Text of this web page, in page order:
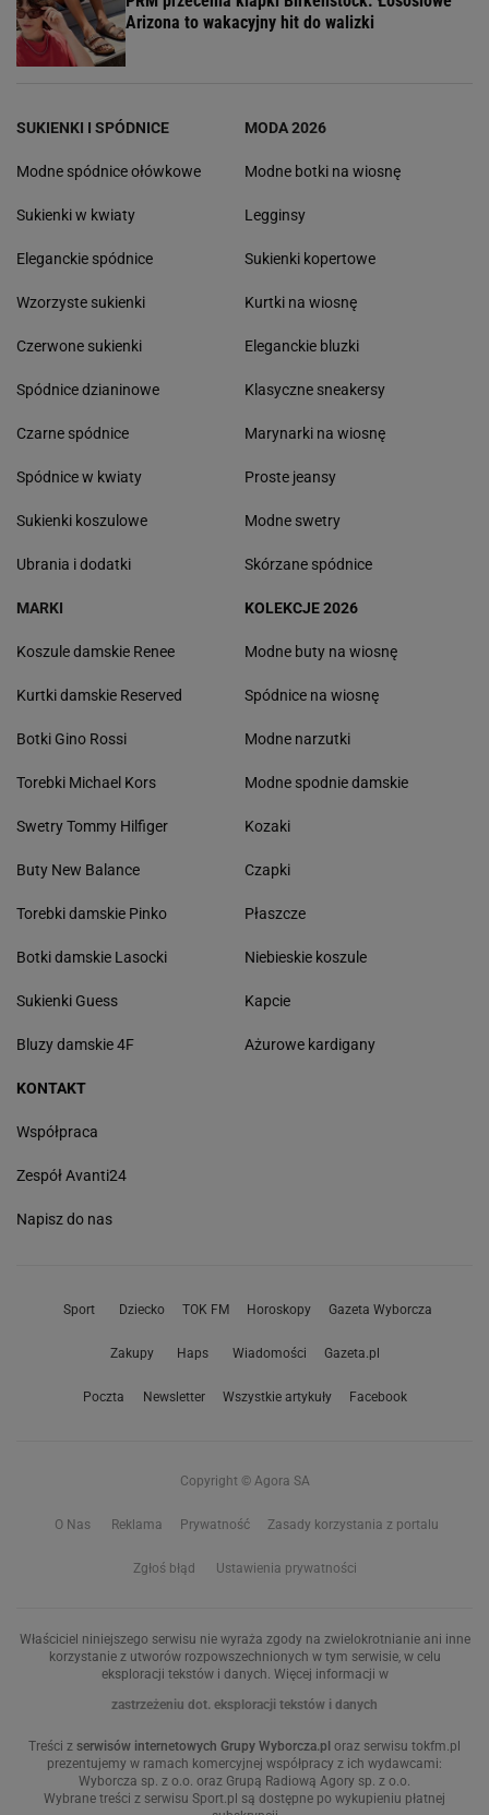
Arizona to wakacyjny hit do walizki
SUKIENKI I SPÓDNICE
Modne spódnice ołówkowe
Sukienki w kwiaty
Eleganckie spódnice
Wzorzyste sukienki
Czerwone sukienki
Spódnice dzianinowe
Czarne spódnice
Spódnice w kwiaty
Sukienki koszulowe
Ubrania i dodatki
MODA 2026
Modne botki na wiosnę
Legginsy
Sukienki kopertowe
Kurtki na wiosnę
Eleganckie bluzki
Klasyczne sneakersy
Marynarki na wiosnę
Proste jeansy
Modne swetry
Skórzane spódnice
MARKI
Koszule damskie Renee
Kurtki damskie Reserved
Botki Gino Rossi
Torebki Michael Kors
Swetry Tommy Hilfiger
Buty New Balance
Torebki damskie Pinko
Botki damskie Lasocki
Sukienki Guess
Bluzy damskie 4F
KOLEKCJE 2026
Modne buty na wiosnę
Spódnice na wiosnę
Modne narzutki
Modne spodnie damskie
Kozaki
Czapki
Płaszcze
Niebieskie koszule
Kapcie
Ażurowe kardigany
KONTAKT
Współpraca
Zespół Avanti24
Napisz do nas
Sport Dziecko TOK FM Horoskopy Gazeta Wyborcza
Zakupy Haps Wiadomości Gazeta.pl
Poczta Newsletter Wszystkie artykuły Facebook
Copyright © Agora SA
O Nas Reklama Prywatność Zasady korzystania z portalu
Zgłoś błąd Ustawienia prywatności
Właściciel niniejszego serwisu nie wyraża zgody na zwielokrotnianie ani inne
korzystanie z utworów rozpowszechnionych w tym serwisie, w celu
eksploracji tekstów i danych. Więcej informacji w
zastrzeżeniu dot. eksploracji tekstów i danych
Treści z serwisów internetowych Grupy Wyborcza.pl oraz serwisu tokfm.pl
prezentujemy w ramach komercyjnej współpracy z ich wydawcami:
Wyborcza sp. z o.o. oraz Grupą Radiową Agory sp. z o.o.
Wybrane treści z serwisu Sport.pl są dostępne po wykupieniu płatnej